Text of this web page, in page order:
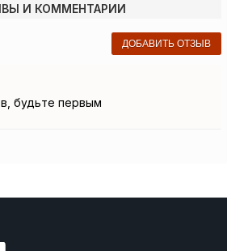
И КОММЕНТАРИИ
ДОБАВИТЬ ОТЗЫВ
будьте первым